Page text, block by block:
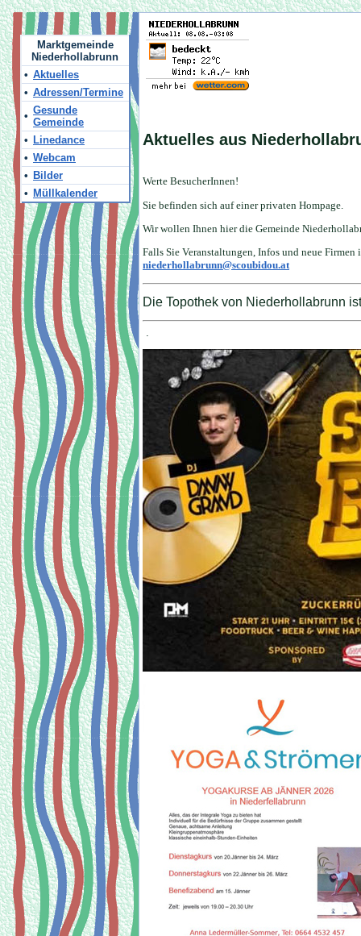
Marktgemeinde
Niederhollabrunn
• Aktuelles
• Adressen/Termine
• Gesunde
Gemeinde
• Linedance
• Webcam
• Bilder
• Müllkalender
Aktuelles aus
Werte BesucherInnen!
Sie befinden sich auf einer privaten Hompage.
Wir wollen Ihnen hier die Gemeinde
Falls Sie Veranstaltungen, Infos und neue
niederhollabrunn@scoubidou.at
Die Topothek von Niederhollabrunn
.